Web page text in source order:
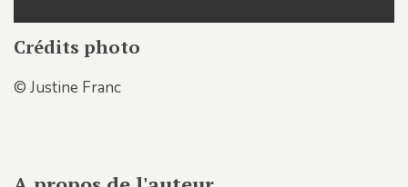
Crédits photo
© Justine Franc